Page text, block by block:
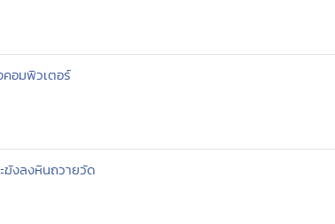
อมพิวเตอร์
ฆังลงหินถวายวัด